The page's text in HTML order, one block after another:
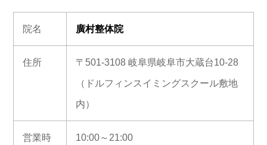
院名 廣村整体院
住所 〒501-3108 岐阜県岐阜市大蔵台10-28
（ドルフィンスイミングスクール敷地
内）
営業時 10:00～21:00